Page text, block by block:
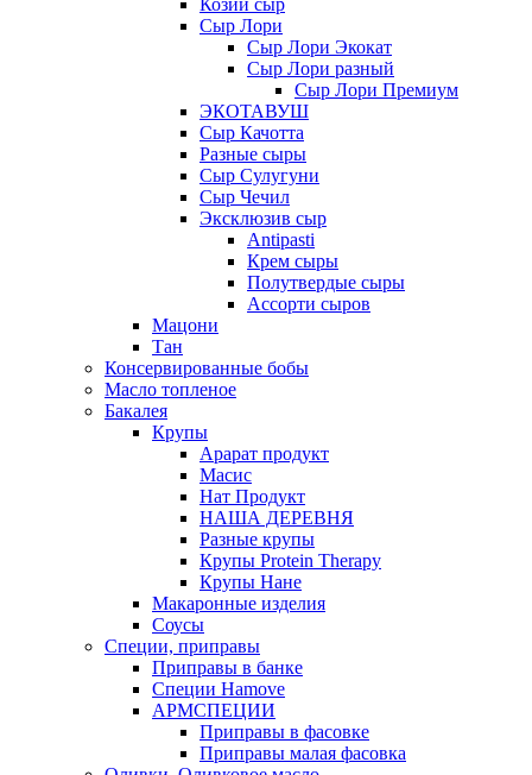
Козий сыр
Сыр Лори
Сыр Лори Экокат
Сыр Лори разный
Сыр Лори Премиум
ЭКОТАВУШ
Сыр Качотта
Разные сыры
Сыр Сулугуни
Сыр Чечил
Эксклюзив сыр
Antipasti
Крем сыры
Полутвердые сыры
Ассорти сыров
Мацони
Тан
Консервированные бобы
Масло топленое
Бакалея
Крупы
Арарат продукт
Масис
Нат Продукт
НАША ДЕРЕВНЯ
Разные крупы
Крупы Protein Therapy
Крупы Нане
Макаронные изделия
Соусы
Специи, приправы
Приправы в банке
Специи Hamove
АРМСПЕЦИИ
Приправы в фасовке
Приправы малая фасовка